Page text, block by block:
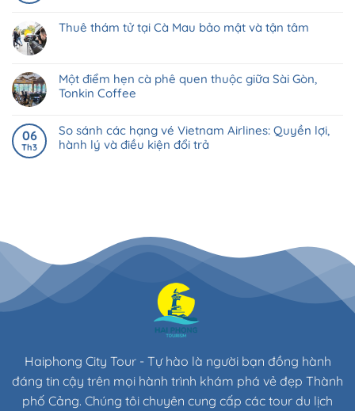
Thuê thám tử tại Cà Mau bảo mật và tận tâm
Một điểm hẹn cà phê quen thuộc giữa Sài Gòn,
Tonkin Coffee
06
Th3
So sánh các hạng vé Vietnam Airlines: Quyền lợi,
hành lý và điều kiện đổi trả
Haiphong City Tour - Tự hào là người bạn đồng hành
đáng tin cậy trên mọi hành trình khám phá vẻ đẹp Thành
phố Cảng. Chúng tôi chuyên cung cấp các tour du lịch